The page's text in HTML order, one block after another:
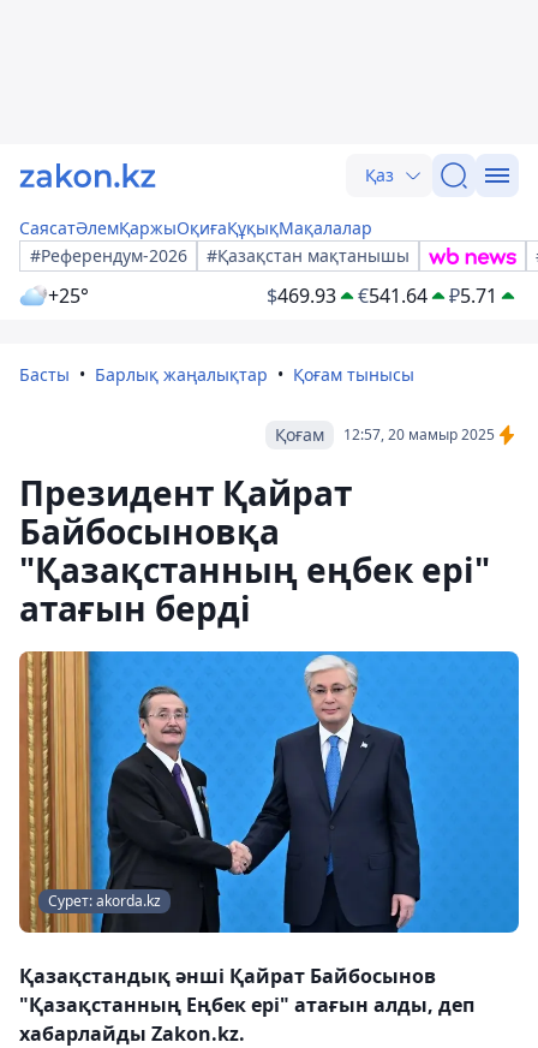
Қаз
СаясатӘлемҚаржыОқиғаҚұқықМақалалар
#Референдум-2026
#Қазақстан мақтанышы
+25° $469.93 €541.64 ₽5.71
Басты Барлық жаңалықтар Қоғам тынысы
12:57, 20 мамыр 2025
Қоғам
Президент Қайрат
Байбосыновқа
"Қазақстанның еңбек ері"
атағын берді
Сурет: akorda.kz
Қазақстандық әнші Қайрат Байбосынов
"Қазақстанның Еңбек ері" атағын алды, деп
хабарлайды Zakon.kz.